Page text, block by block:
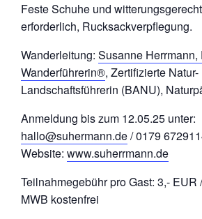
Feste Schuhe und
erforderlich, Rucksackverpflegung.
Wanderleitung: Susanne Herrmann,
Wanderführerin®, Zertifizierte Natur-
Landschaftsführerin (BANU),
Anmeldung bis zum 12.05.25 unter:
hallo@suhermann.de/ 0179
Website: www.suherrmann.de
Teilnahmegebühr pro Gast: 3,- EUR
MWB kostenfrei